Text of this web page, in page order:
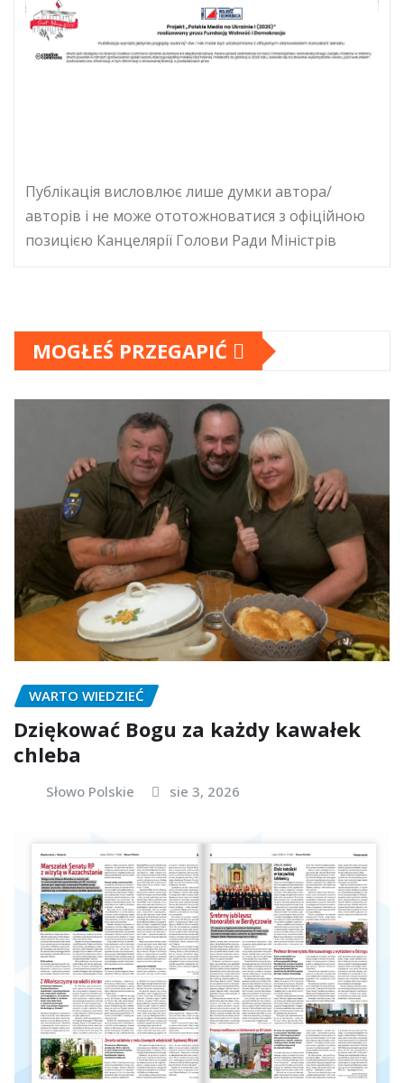
Публікація висловлює лише думки автора/
авторів і не може ототожноватися з офіційною
позицією Канцелярії Голови Ради Міністрів
MOGŁEŚ PRZEGAPIĆ
WARTO WIEDZIEĆ
Dziękować Bogu za każdy kawałek
chleba
Słowo Polskie sie 3, 2026